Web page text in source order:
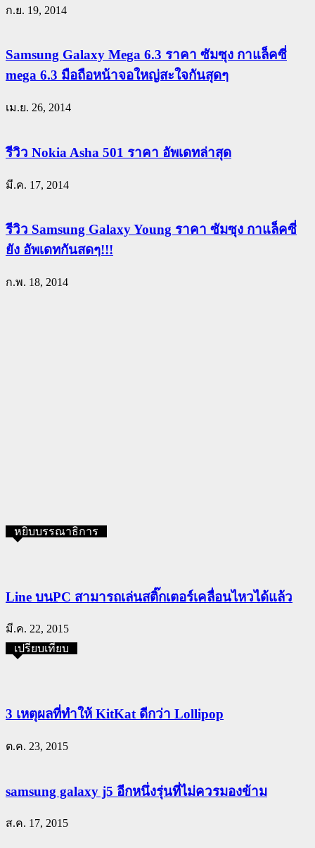
ก.ย. 19, 2014
Samsung Galaxy Mega 6.3 ราคา ซัมซุง กาแล็คซี่
mega 6.3 มือถือหน้าจอใหญ่สะใจกันสุดๆ
เม.ย. 26, 2014
รีวิว Nokia Asha 501 ราคา อัพเดทล่าสุด
มี.ค. 17, 2014
รีวิว Samsung Galaxy Young ราคา ซัมซุง กาแล็คซี่
ยัง อัพเดทกันสดๆ!!!
ก.พ. 18, 2014
หยิบบรรณาธิการ
Line บนPC สามารถเล่นสติ๊กเตอร์เคลื่อนไหวได้แล้ว
มี.ค. 22, 2015
เปรียบเทียบ
3 เหตุผลที่ทำให้ KitKat ดีกว่า Lollipop
ต.ค. 23, 2015
samsung galaxy j5 อีกหนึ่งรุ่นที่ไม่ควรมองข้าม
ส.ค. 17, 2015